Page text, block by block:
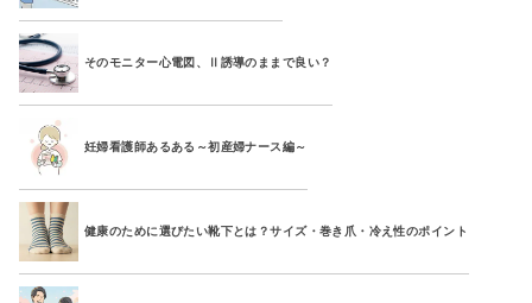
そのモニター心電図、Ⅱ誘導のままで良い？
妊婦看護師あるある～初産婦ナース編～
健康のために選びたい靴下とは？サイズ・巻き爪・冷え性のポイント